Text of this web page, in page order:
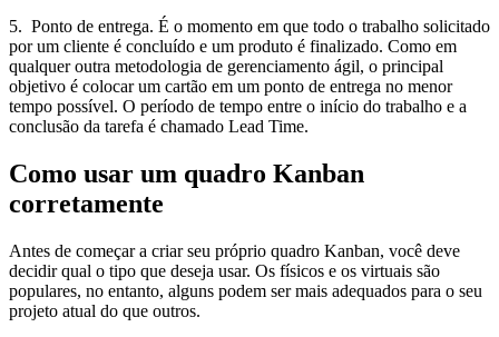
5. Ponto de entrega. É o momento em que todo o trabalho solicitado
por um cliente é concluído e um produto é finalizado. Como em
qualquer outra metodologia de gerenciamento ágil, o principal
objetivo é colocar um cartão em um ponto de entrega no menor
tempo possível. O período de tempo entre o início do trabalho e a
conclusão da tarefa é chamado Lead Time.
Como usar um quadro Kanban
corretamente
Antes de começar a criar seu próprio quadro Kanban, você deve
decidir qual o tipo que deseja usar. Os físicos e os virtuais são
populares, no entanto, alguns podem ser mais adequados para o seu
projeto atual do que outros.